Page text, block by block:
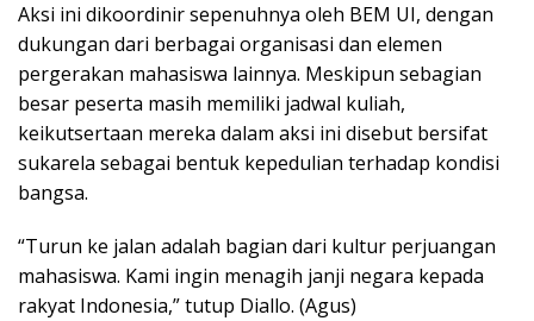
Aksi ini dikoordinir sepenuhnya oleh BEM UI, dengan
dukungan dari berbagai organisasi dan elemen
pergerakan mahasiswa lainnya. Meskipun sebagian
besar peserta masih memiliki jadwal kuliah,
keikutsertaan mereka dalam aksi ini disebut bersifat
sukarela sebagai bentuk kepedulian terhadap kondisi
bangsa.
“Turun ke jalan adalah bagian dari kultur perjuangan
mahasiswa. Kami ingin menagih janji negara kepada
rakyat Indonesia,” tutup Diallo. (Agus)